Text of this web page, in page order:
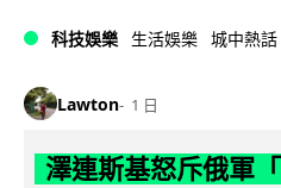
科技娛樂 生活娛樂 城中熱話
Lawton 1 日
澤連斯基怒斥俄軍